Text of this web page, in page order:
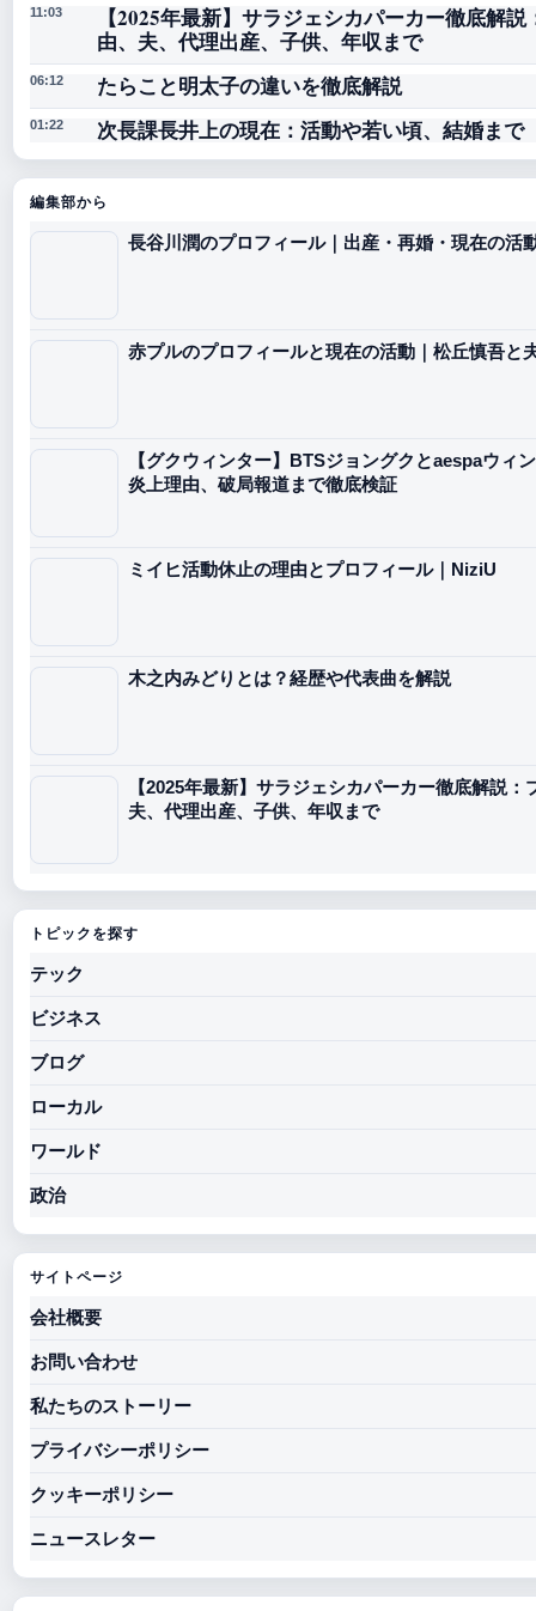
11:03
【2025年最新】サラジェシカパーカー徹底解
由、夫、代理出産、子供、年収まで
06:12 たらこと明太子の違いを徹底解説
01:22 次長課長井上の現在：活動や若い頃、結婚まで
編集部から
長谷川潤のプロフィール｜出産・再婚・現在の活
赤プルのプロフィールと現在の活動｜松丘慎吾と
【グクウィンター】BTSジョングクとaespaウィ
炎上理由、破局報道まで徹底検証
ミイヒ活動休止の理由とプロフィール｜NiziU
木之内みどりとは？経歴や代表曲を解説
【2025年最新】サラジェシカパーカー徹底解説
夫、代理出産、子供、年収まで
トピックを探す
テック
ビジネス
ブログ
ローカル
ワールド
政治
サイトページ
会社概要
お問い合わせ
私たちのストーリー
プライバシーポリシー
クッキーポリシー
ニュースレター